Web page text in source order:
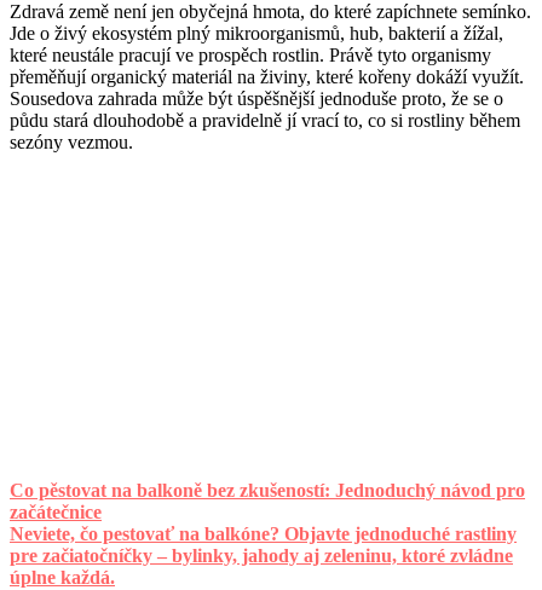
Zdravá země není jen obyčejná hmota, do které zapíchnete semínko.
Jde o živý ekosystém plný mikroorganismů, hub, bakterií a žížal,
které neustále pracují ve prospěch rostlin. Právě tyto organismy
přeměňují organický materiál na živiny, které kořeny dokáží využít.
Sousedova zahrada může být úspěšnější jednoduše proto, že se o
půdu stará dlouhodobě a pravidelně jí vrací to, co si rostliny během
sezóny vezmou.
Co pěstovat na balkoně bez zkušeností: Jednoduchý návod pro
začátečnice
Neviete, čo pestovať na balkóne? Objavte jednoduché rastliny
pre začiatočníčky – bylinky, jahody aj zeleninu, ktoré zvládne
úplne každá.